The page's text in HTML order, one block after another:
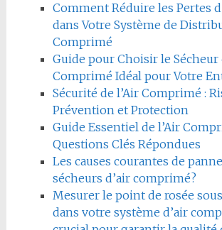
Comment Réduire les Pertes
dans Votre Système de
Comprimé
Guide pour Choisir le Sécheur
Comprimé Idéal pour Votre
Sécurité de l’Air Comprimé :
Prévention et Protection
Guide Essentiel de l’Air
Questions Clés Répondues
Les causes courantes de
sécheurs d’air comprimé?
Mesurer le point de rosée
dans votre système d’air